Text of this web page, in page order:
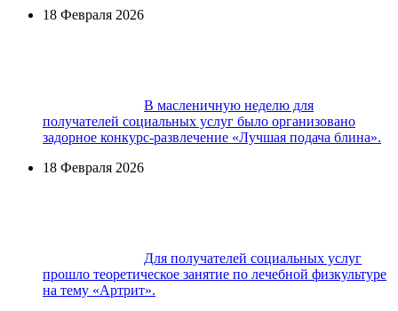
18 Февраля 2026
В масленичную неделю для
получателей социальных услуг было организовано
задорное конкурс-развлечение «Лучшая подача блина».
18 Февраля 2026
Для получателей социальных услуг
прошло теоретическое занятие по лечебной физкультуре
на тему «Артрит».